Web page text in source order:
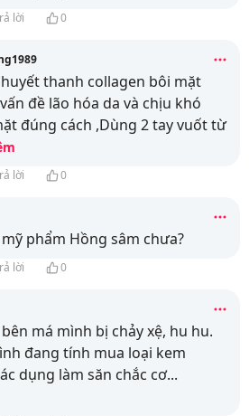
lời 0
thanh collagen bôi mặt
đề lão hóa da và chịu khó
đúng cách ,Dùng 2 tay vuốt từ
lời 0
phẩm Hồng sâm chưa?
lời 0
má mình bị chảy xệ, hu hu.
đang tính mua loại kem
dụng làm săn chắc cơ...